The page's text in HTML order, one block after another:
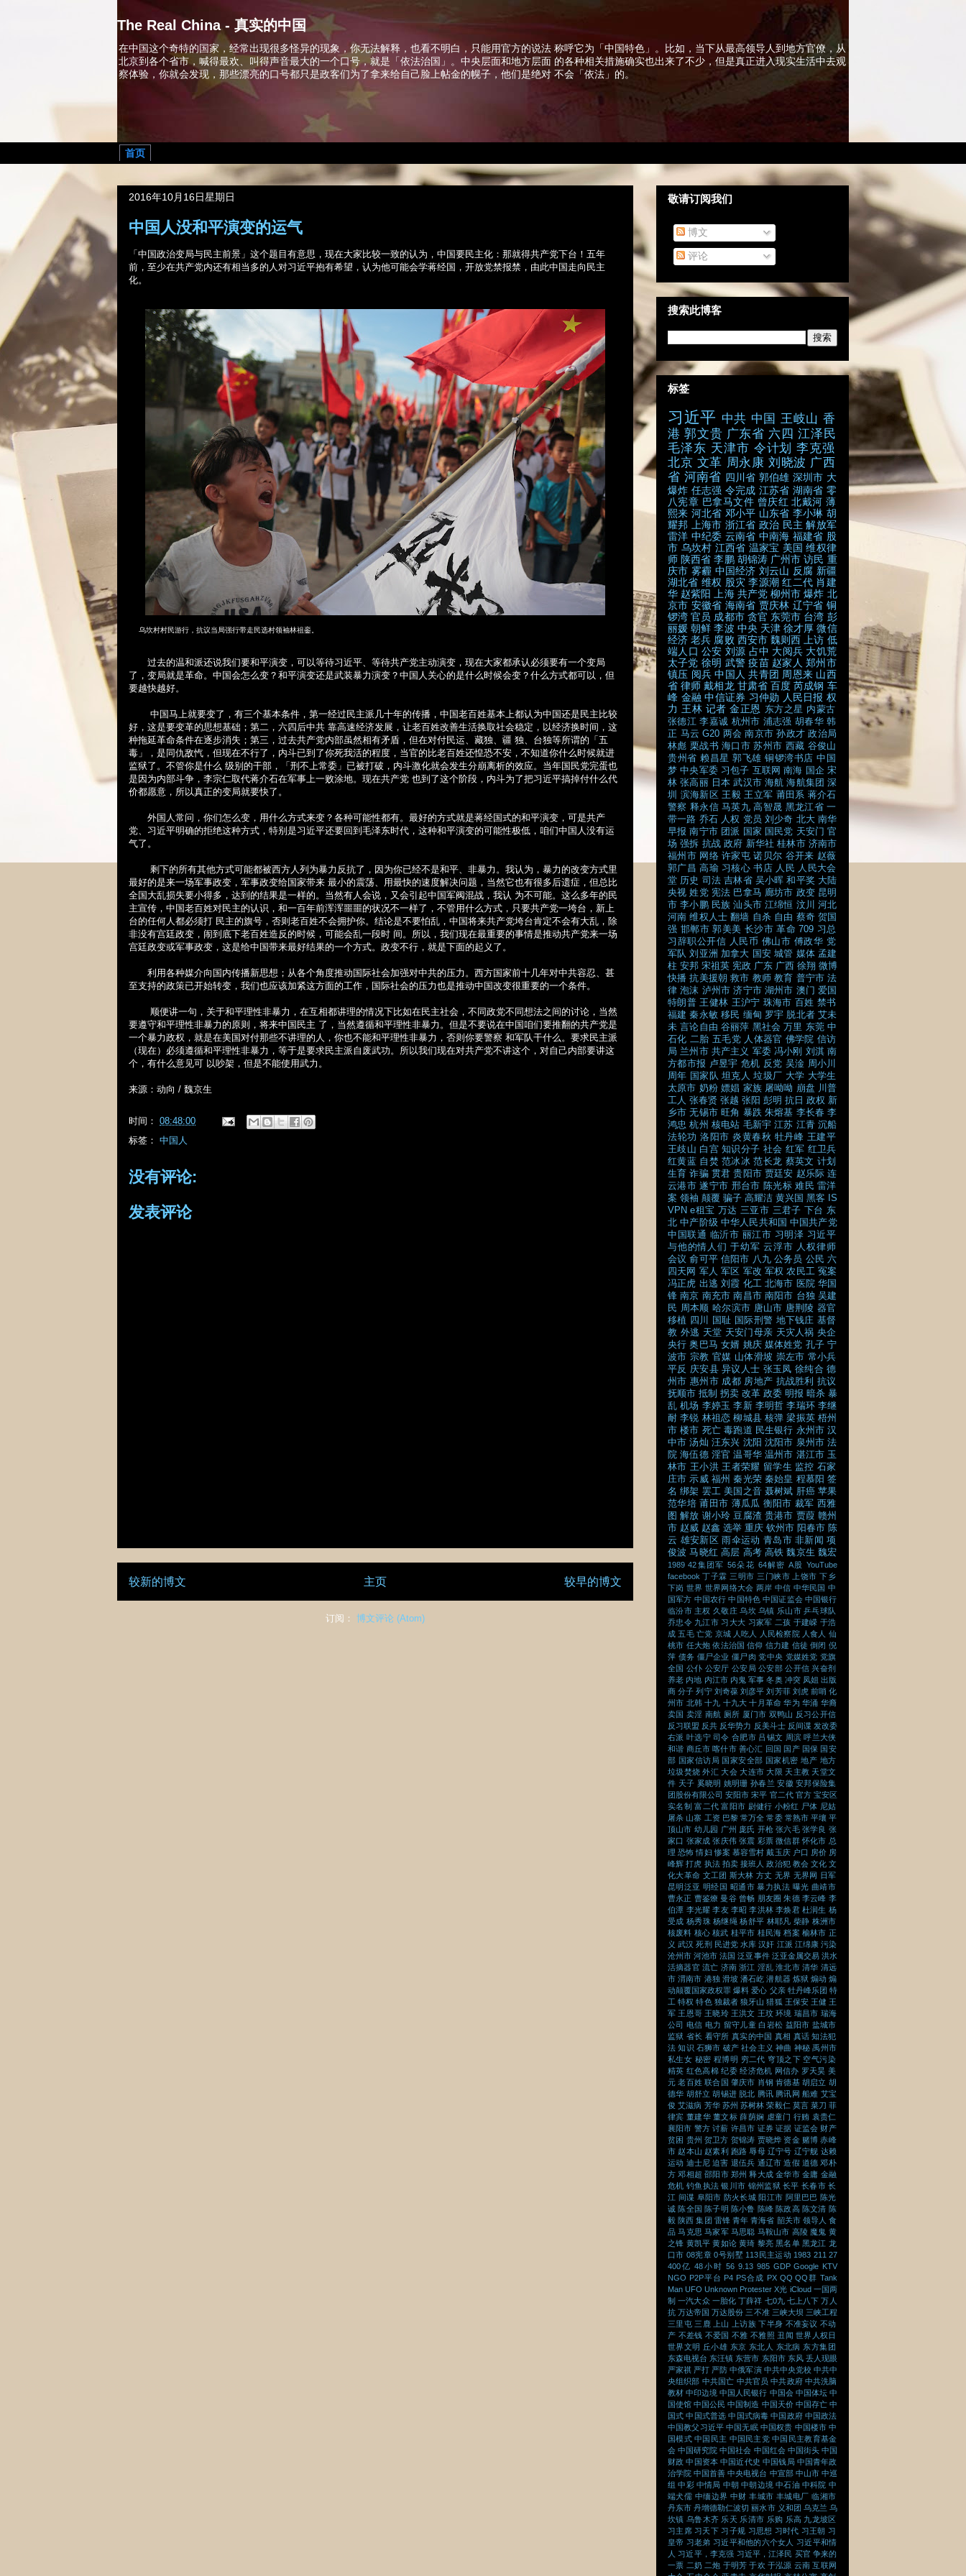
The Real China - 真实的中国
在中国这个奇特的国家，经常出现很多怪异的现象，你无法解释，也看不明白，只能用官方的说法 称呼它为「中国特色」。比如，当下从最高领导人到地方官僚，从
北京到各个省市，喊得最欢、叫得声音最大的一个口号，就是「依法治国」。中央层面和地方层面 的各种相关措施确实也出来了不少，但是真正进入现实生活中去观
察体验，你就会发现，那些漂亮的口号都只是政客们为了拿来给自己脸上帖金的幌子，他们是绝对 不会「依法」的。
首页
2016年10月16日星期日
中国人没和平演变的运气
「中国政治变局与民主前景」这个题目有意思，现在大家比较一致的认为，中国要民主化：那就得共产党下台！五年
前，至少在共产党内还有相当多的人对习近平抱有希望，认为他可能会学蒋经国，开放党禁报禁，由此中国走向民主
化。
乌坎村村民游行，抗议当局强行带走民选村领袖林祖銮。
过去的温和派还说我们要和平演变，可以等待习近平、等待共产党主动演变，现在大家都承认必须要有一个变局
了，变局就是革命。中国会怎么变？和平演变还是武装暴力演变？中国人关心的是什么时候会变？什么方式都可以，但
要越快越好。
中国马上就要变了，有三个基本条件，第一经过民主派几十年的传播，中国老百姓基本上都认为中国还是民主比较
好，这是要变革的思想基础；第二，六四后中共 靠高速经济发展，让老百姓改善生活换取社会稳定，以经济换时间，这
种拖延革命条件在逐步消失；第三，过去共产党内部虽然相有矛盾，但在对付民运、藏独、疆 独、台独等所谓的「五
毒」，是同仇敌忾，但现在不行了，内斗已到了你死我活的程度，当官的比老百姓还惶恐不安，不知道你什么时候就进
监狱了。不管你是什么 级别的干部，「刑不上常委」已被打破，内斗激化就会发生分崩离析的效应。当年国民党完蛋也
是因为内部斗争，李宗仁取代蒋介石在军事上一败涂地。现在共产党 也到了这个阶段，内斗为了把习近平搞掉付什么代
价都愿意，所以真正的变局就要快了。
外国人常问，你们怎么变，用什么方式来变？各种可能性都有。最好的方式就是蒋经国式的和平演变，可是共产
党、习近平明确的拒绝这种方式，特别是习近平还要回到毛泽东时代，这种和平演变的可能性极低，咱们中国人没有运
气了。
剩下的所有其他方式可能都被西方人列为暴力反抗了，因为你已经不是和平、非暴力。我认为，暴力的改变方式里
最好的是来一场军事政变，军事政变给国家带来 最小的震荡、用最快的速度解决问题，当然它也有很多后遗症，但总比
全国大乱损失要小得多，达到的结果是一样的。当然有人会说，又会引起中国军阀混战，我认 为不可能。这么多年的民
主宣传，中国老百姓对民主的认识，和一百年前浑浑噩噩的状况不一样了，不管用什么方式，只要共产党一垮台，新上
台的任何人都必须打 民主的旗号，否则老百姓不会拥护你。结论是不要怕乱，中国将来共产党垮台肯定不会有大乱，除
非没有宫廷政变，闹到底下老百姓造反的时候，可能会乱一段时 间。所以，我们现在最重要的事情是推动共产党来一场
宫廷政变或军事政变，这是给中国带来最好结果的一个方式。政变不行，就是下面的起义了。
利用各种媒介向国内传播新思想；从各个角度推动国际社会加强对中共的压力。西方国家前十几年对中共容忍、甚
至支持的政策已开始转变，我们也应该加紧这方面的工作，国际社会的压力也是推动中国改变很重要的一个条件。
顺便讲一句，关于和平理性非暴力，在互相都讲理的情况下比如在民主社会，不同政党不同想法之间的讨论，当然
要遵守和平理性非暴力的原则，将来中国民主 了，当然遵循和平理性非暴力。但是不要说在中国咱们要推翻的共产党是
一个暴力政权，就是在美国对付那些不讲理的人，你也不能和平理性非暴力，否则你要警察 和军队干什么。要求民主派
（现在）必须遵循和平理性非暴力，等于是要求民主派自废武功。所以我们现在对共产党不讲这个，对自己内部要讲这
个，有什么意见可 以吵架，但是不能使用武力。
来源：动向 / 魏京生
时间： 08:48:00
标签： 中国人
没有评论:
发表评论
较新的博文 较早的博文
主页
订阅： 博文评论 (Atom)
敬请订阅我们
博文
评论
搜索此博客
标签
习近平 中共 中国 王岐山 香
港 郭文贵 广东省 六四 江泽民
毛泽东 天津市 令计划 李克强
北京 文革 周永康 刘晓波 广西
省 河南省 四川省 郭伯雄 深圳市 大
爆炸 任志强 令完成 江苏省 湖南省 零
八宪章 巴拿马文件 曾庆红 北戴河 薄
熙来 河北省 邓小平 山东省 李小琳 胡
耀邦
上海市 浙江省 政治 民主 解放军
雷洋 中纪委 云南省 中南海 福建省 股
市 乌坎村 江西省 温家宝 美国 维权律
师 陕西省 李鹏 胡锦涛 广州市 访民 重
庆市 雾霾 中国经济 刘云山 反腐 新疆
湖北省 维权 股灾 李源潮 红二代 肖建
华 赵紫阳 上海 共产党 柳州市 爆炸 北
京市 安徽省 海南省 贾庆林 辽宁省 铜
锣湾 官员 成都市 贪官 东莞市 台湾 彭
丽媛 朝鲜 李波 中央 天津 徐才厚 微信
经济 老兵 腐败 西安市 魏则西 上访 低
端人口 公安 刘源 占中 大阅兵 大饥荒
太子党 徐明 武警 疫苗 赵家人 郑州市
镇压 阅兵 中国人 共青团 周恩来 山西
省 律师 戴相龙 甘肃省 百度 芮成钢 车
峰 金融 中信证券 习仲勋 人民日报 权
力 王林 记者 金正恩 东方之星 内蒙古
张德江 李嘉诚 杭州市 浦志强 胡春华 韩
正 马云 G20 两会 南京市 孙政才 政治局
林彪 栗战书 海口市 苏州市 西藏 谷俊山
贵州省 赖昌星 郭飞雄 铜锣湾书店 中国
梦 中央军委 习包子 互联网 南海 国企 宋
林 张高丽 日本 武汉市 海航 海航集团 深
圳
滨海新区 王毅 王立军 莆田系 蒋介石
警察 释永信 马英九 高智晟 黑龙江省 一
带一路 乔石 人权 党员 刘少奇 北大 南华
早报 南宁市 团派 国家 国民党 天安门 官
场 强拆 抗战 政府 新华社 桂林市 济南市
福州市 网络 许家屯 诺贝尔 谷开来 赵薇
郭广昌 高瑜 习核心 书店 人民 人民大会
堂 历史 司法 吉林省 吴小晖 和平奖 大陆
央视 姓党 宪法 巴拿马 廊坊市 政变 昆明
市 李小鹏 民族 汕头市 江绵恒 汶川
河北
河南 维权人士 翻墙 自杀 自由 蔡奇 贺国
强 邯郸市 郭美美 长沙市 革命 709 习总
习辞职公开信 人民币 佛山市 傅政华 党
军队 刘亚洲 加拿大 国安 城管 媒体 孟建
柱 安邦 宋祖英 宪政 广东 广西 徐翔 微博
快播 抗美援朝 救市 教师 教育 普宁市 法
律 泡沫 泸州市 济宁市 湖州市 澳门 爱国
特朗普 王健林 王沪宁 珠海市 百姓 禁书
福建 秦永敏 移民 缅甸 罗宇 脱北者 艾未
未 言论自由 谷丽萍 黑社会 万里 东莞 中
石化 二胎 五毛党 人体器官 佛学院 信访
局 兰州市 共产主义 军委 冯小刚 刘淇 南
方都市报 卢昱宇 危机 反党 吴淦 周小川
周年 国家队 坦克人 垃圾厂 大学 大学生
太原市 奶粉 嫖娼 家族 屠呦呦 崩盘 川普
工人 张春贤 张越 张阳 彭明 抗日 政权 新
乡市 无锡市 旺角 暴跌 朱熔基 李长春 李
鸿忠 杭州 核电站 毛新宇 江苏 江青 沉船
法轮功 洛阳市 炎黄春秋 牡丹峰 王建平
王歧山 白宫 知识分子 社会 红军 红卫兵
红黄蓝 自焚 范冰冰 范长龙 蔡英文 计划
生育 诈骗 贯君 贵阳市 贾廷安 赵乐际 连
云港市 遂宁市 邢台市 陈光标 难民 雷洋
案 领袖 颠覆 骗子 高耀洁 黄兴国 黑客
IS
VPN e租宝 万达 三亚市 三君子 下台 东
北 中产阶级 中华人民共和国 中国共产党
中国联通 临沂市 丽江市 习明泽 习近平
与他的情人们 于幼军 云浮市 人权律师
会议 俞可平 信阳市 八九 公务员 公民 六
四天网 军人 军区 军改 军权 农民工 冤案
冯正虎 出逃 刘霞 化工 北海市 医院 华国
锋 南京 南充市 南昌市 南阳市 台独 吴建
民 周本顺 哈尔滨市 唐山市 唐荆陵 器官
移植 四川 国耻 国际刑警 地下钱庄 基督
教 外逃 天堂 天安门母亲 天灾人祸 央企
央行 奥巴马 女婿 姚庆 媒体姓党 孔子 宁
波市 宗教 官媒 山体滑坡 崇左市 常小兵
平反 庆安县 异议人士 张玉凤 徐纯合 德
州市 惠州市 成都 房地产 抗战胜利 抗议
抚顺市 抵制 拐卖 改革 政委 明报 暗杀 暴
乱 机场 李婷玉 李新 李明哲 李瑞环 李继
耐 李锐 林祖恋 柳城县 核弹 梁振英 梧州
市 楼市 死亡 毒跑道 民生银行 永州市 汉
中市 汤灿 汪东兴 沈阳 沈阳市 泉州市 法
院 海伍德 淫官 温哥华 温州市 湛江市 玉
林市 王小洪 王者荣耀 留学生 监控 石家
庄市 示威 福州 秦光荣 秦始皇 程慕阳 签
名 绑架 罢工 美国之音 聂树斌 肝癌 苹果
范华培 莆田市 薄瓜瓜 衡阳市 裁军 西雅
图 解放 谢小玲 豆腐渣 贵港市 贾葭 赣州
市 赵威 赵鑫 选举 重庆 钦州市 阳春市 陈
云 雄安新区 雨伞运动 青岛市 非新闻 项
俊波 马晓红 高层 高考 高铁 魏京生 魏宏
1989 42集团军 56朵花 64解密 A股 YouTube
facebook 丁子霖 三明市 三门峡市 上饶市 下乡
下岗 世界 世界网络大会 两岸 中信 中华民国 中
国军方 中国农行 中国特色 中国证监会 中国银行
临汾市 主权 久敬庄 乌坎 乌镇 乐山市 乒乓球队
乔忠令 九江市 习大大 习家军 二孩 于建嵘 于浩
成 五毛 亡党 京城 人吃人 人民检察院 人食人 仙
桃市 任大炮 依法治国 信仰 信力建 信徒 倒闭 倪
萍 债务 僵尸企业 僵尸肉 党中央 党媒姓党 党旗
全国 公仆 公安厅 公安局 公安部 公开信 兴奋剂
养老 内地 内江市 内鬼 军事 冬奥 冲突 凤姐 出版
商 分子 列宁 刘奇葆 刘彦平 刘芳菲 刘虎 前哨 化
州市 北韩 十九 十九大 十月革命 华为 华涌 华裔
卖国 卖淫 南航 厕所 厦门市 双鸭山 反习公开信
反习联盟 反共 反华势力 反美斗士 反间谍 发改委
右派 叶选宁 司令 合肥市 吕锡文 周滨 呼兰大侠
和谐 商丘市 喀什市 善心汇 回国 国产 国保 国安
部 国家信访局 国家安全部 国家机密 地产 地方
垃圾焚烧 外汇 大会 大连市 大限 天主教 天堂文
件 天子 奚晓明 姚明珊 孙春兰 安徽 安邦保险集
团股份有限公司 安阳市 宋平 官二代 官方 宝安区
实名制 富二代 富阳市 尉健行 小粉红 尸体 尼姑
屠杀 山寨 工资 巴黎 常万全 常委 常熟市 平壤 平
顶山市 幼儿园 广州 庞氏 开枪 张六毛 张学良 张
家口 张家成 张庆伟 张震 彩票 微信群 怀化市 总
理 恐怖 情妇 惨案 慕容雪村 戴玉庆 户口 房价 房
峰辉 打虎 执法 拍卖 接班人 政治犯 教会 文化 文
化大革命 文工团 斯大林 方丈 无界 无界网 日军
昆明泛亚 明经国 昭通市 暴力执法 曝光 曲靖市
曹永正 曹鉴燎 曼谷 曾畅 朋友圈 朱德 李云峰 李
伯潭 李光耀 李友 李昭 李洪林 李焕君 杜润生 杨
受成 杨秀珠 杨继绳 杨舒平 林耶凡 柴静 株洲市
核废料 核心 核武 桂平市 桂民海 档案 榆林市 正
义 武汉 死刑 民进党 水库 汉奸 江派 江绵康 污染
沧州市 河池市 法国 泛亚事件 泛亚金属交易 洪水
活摘器官 流亡 济南 浙江 淫乱 淮北市 清华 清远
市 渭南市 港独 滑坡 潘石屹 潜航器 炼狱 煽动 煽
动颠覆国家政权罪 爆料 爱心 父亲 牡丹峰乐团 特
工 特权 特色 独裁者 狼牙山 猎狐 王保安 王健 王
军 王恩哥 王晓玲 王洪文 王玟 环境 瑞昌市 瑞海
公司 电信 电力 留守儿童 白岩松 益阳市 盐城市
监狱 省长 看守所 真实的中国 真相 真话 知法犯
法 知识 石狮市 破产 社会主义 神曲 神秘 禹州市
私生女 秘密 程博明 穷二代 穹顶之下 空气污染
精英 红色高棉 纪委 经济危机 网信办 罗天昊 美
元 老百姓 联合国 肇庆市 肖钢 肯德基 胡启立 胡
德华 胡舒立 胡锡进 脱北 腾讯 腾讯网 船难 艾宝
俊 艾滋病 芳华 苏州 苏树林 荣毅仁 莫言 菜刀 菲
律宾 董建华 董文标 薛荫娴 虐童门 行贿 袁贵仁
襄阳市 警方 讨薪 许昌市 证券 证据 证监会 财产
贫困 贵州 贺卫方 贺锦涛 贾晓烨 资金 赌博 赤峰
市 赵本山 赵素利 跑路 辱母 辽宁号 辽宁舰 达赖
运动 迪士尼 迫害 退伍兵 通辽市 造假 道德 邓朴
方 邓相超 邵阳市 郑州 释大成 金华市 金庸 金融
危机 钓鱼执法 银川市 锦州监狱 长平 长春市 长
江 间谍 阜阳市 防火长城 阳江市 阿里巴巴 陈光
诚 陈全国 陈子明 陈小鲁 陈峰 陈政高 陈文清 陈
毅 陕西 集团 雷锋 青年 青海省 韶关市 领导人 食
品 马克思 马家军 马思聪 马鞍山市 高陵 魔鬼 黄
之锋 黄凯平 黄如论 黄琦 黎亮 黑名单 黑龙江 龙
口市 08宪章 0号别墅 113民主运动 1983 211 27
400亿 48小时 56 9.13 985 GDP Google KTV
NGO P2P平台 P4 PS合成 PX QQ QQ群 Tank
Man UFO Unknown Protester X光 iCloud 一国两
制 一汽大众 一胎化 丁薛祥 七0九 七上八下 万人
抗 万达帝国 万达股份 三不准 三峡大坝 三峡工程
三里屯 三鹿 上山 上访族 下半身 不准妄议 不动
产 不差钱 不爱国 不雅 不雅照 丑闻 世界人权日
世界文明 丘小雄 东京 东北人 东北病 东方集团
东森电视台 东汪镇 东营市 东阳市 东风 丢人现眼
严家祺 严打 严防 中俄军演 中共中央党校 中共中
央组织部 中共国亡 中共官员 中共政府 中共洗脑
教材 中印边境 中国人民银行 中国会 中国体坛 中
国使馆 中国公民 中国制造 中国天价 中国存亡 中
国式 中国式普选 中国式病毒 中国政府 中国政法
中国教父习近平 中国无眠 中国权贵 中国楼市 中
国模式 中国民主 中国民主党 中国民主教育基金
会 中国研究院 中国社会 中国红会 中国街头 中国
财政 中国资本 中国近代史 中国钱局 中国青年政
治学院 中国首善 中央电视台 中宣部 中山市 中巡
组 中彩 中情局 中朝 中朝边境 中石油 中科院 中
端犬儒 中缅边界 中财 丰城市 丰城电厂 临湘市
丹东市 丹增德勒仁波切 丽水市 义和团 乌克兰 乌
坎镇 乌鲁木齐 乐天 乐清市 乐购 乐高 九龙坡区
习主席 习天下 习子规 习思想 习时代 习王朝 习
皇帝 习老弟 习近平和他的六个女人 习近平和情
人 习近平，李克强 习近平，江泽民 买官 争来的
一票 二奶 二炮 于明芳 于欢 于泓源 云南 互联网